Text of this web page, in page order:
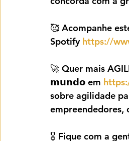
🥰 Acompanhe
Spotify https://
🚀 Quer mais
𝗺𝘂𝗻𝗱𝗼 em
sobre agilidade
empreendedores,
🎖️ Fique com a